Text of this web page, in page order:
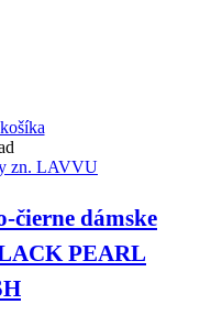
zn. LAVVU
dámske
PEARL